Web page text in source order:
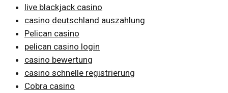
live blackjack casino
casino deutschland auszahlung
Pelican casino
pelican casino login
casino bewertung
casino schnelle registrierung
Cobra casino